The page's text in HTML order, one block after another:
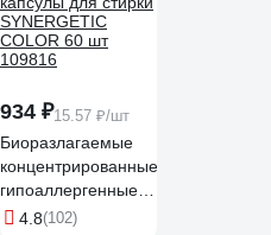
934 ₽15.57 ₽/шт
Биоразлагаемые
концентрированные
гипоаллергенные
капсулы для стирки
4.8(102)